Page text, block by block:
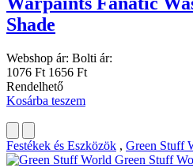
Shade
Webshop ár: Bolti ár:
1076 Ft 1656 Ft
Rendelhető
Kosárba teszem
Festékek és Eszközök , Green Stuff
Green Stuff